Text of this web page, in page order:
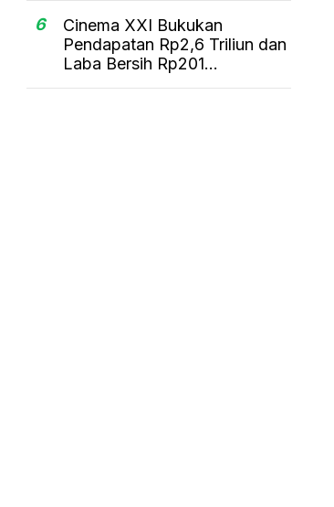
6
Cinema XXI Bukukan
Pendapatan Rp2,6 Triliun dan
Laba Bersih Rp201...